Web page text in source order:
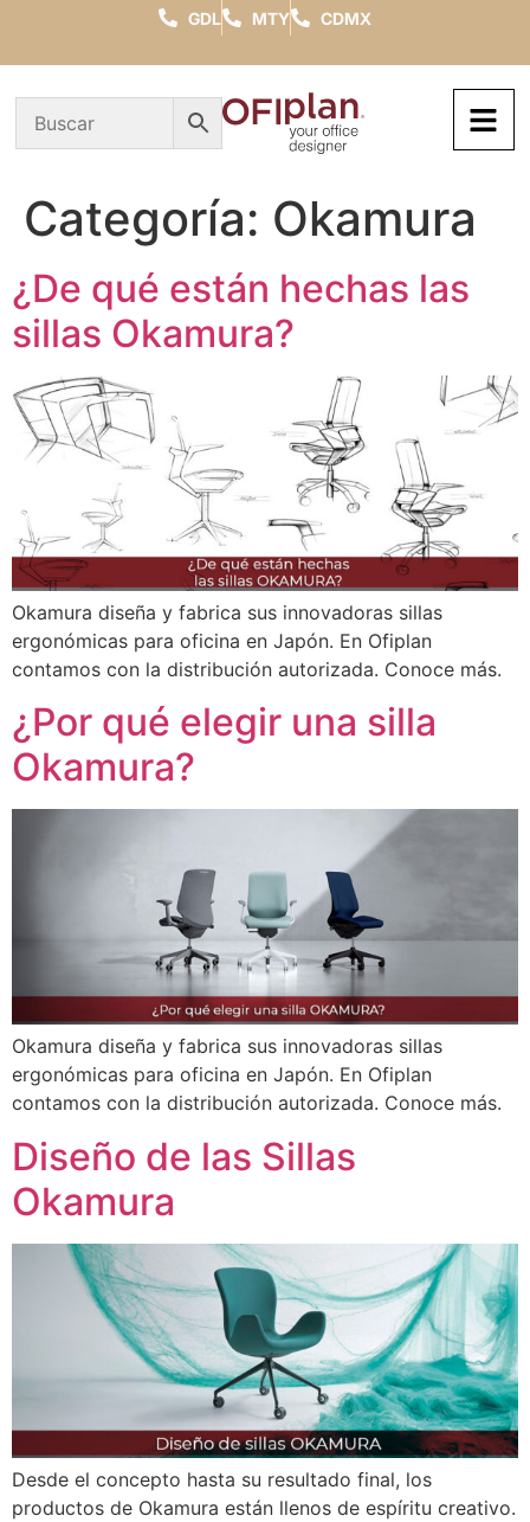
GDL MTY CDMX
Categoría: Okamura
¿De qué están hechas las
sillas Okamura?
Okamura diseña y fabrica sus innovadoras sillas
ergonómicas para oficina en Japón. En Ofiplan
contamos con la distribución autorizada. Conoce más.
¿Por qué elegir una silla
Okamura?
Okamura diseña y fabrica sus innovadoras sillas
ergonómicas para oficina en Japón. En Ofiplan
contamos con la distribución autorizada. Conoce más.
Diseño de las Sillas
Okamura
Desde el concepto hasta su resultado final, los
productos de Okamura están llenos de espíritu creativo.